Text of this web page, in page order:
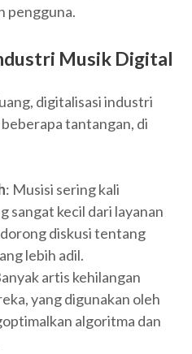
pengguna.
Musik Digital
digitalisasi industri
tantangan, di
: Musisi sering kali
sangat kecil dari layanan
diskusi tentang
lebih adil.
artis kehilangan
yang digunakan oleh
algoritma dan